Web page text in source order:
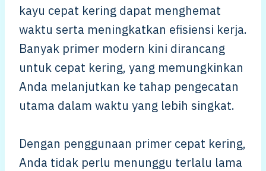
kayu cepat kering dapat menghemat
waktu serta meningkatkan efisiensi kerja.
Banyak primer modern kini dirancang
untuk cepat kering, yang memungkinkan
Anda melanjutkan ke tahap pengecatan
utama dalam waktu yang lebih singkat.
Dengan penggunaan primer cepat kering,
Anda tidak perlu menunggu terlalu lama